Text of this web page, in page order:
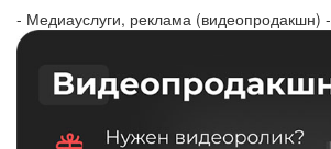
- Медиауслуги, реклама (видеопродакшн) -